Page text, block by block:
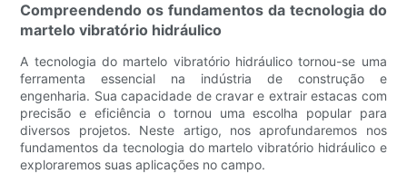
Compreendendo os fundamentos da tecnologia do
martelo vibratório hidráulico
A tecnologia do martelo vibratório hidráulico tornou-se uma
ferramenta essencial na indústria de construção e
engenharia. Sua capacidade de cravar e extrair estacas com
precisão e eficiência o tornou uma escolha popular para
diversos projetos. Neste artigo, nos aprofundaremos nos
fundamentos da tecnologia do martelo vibratório hidráulico e
exploraremos suas aplicações no campo.